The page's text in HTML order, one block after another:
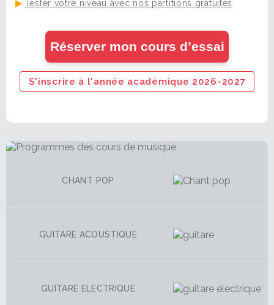
CHANT POP
GUITARE ACOUSTIQUE
GUITARE ELECTRIQUE
▶ Tester votre niveau avec nos partitions gratuites
Réserver mon cours d’essai
S'inscrire à l'année académique 2026-2027